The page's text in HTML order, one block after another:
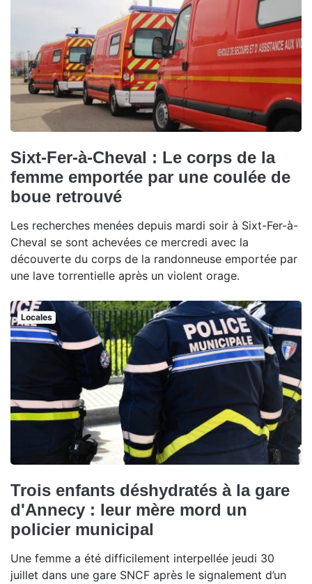
Sixt-Fer-à-Cheval : Le corps de la
femme emportée par une coulée de
boue retrouvé
Les recherches menées depuis mardi soir à Sixt-Fer-à-
Cheval se sont achevées ce mercredi avec la
découverte du corps de la randonneuse emportée par
une lave torrentielle après un violent orage.
Locales
Trois enfants déshydratés à la gare
d'Annecy : leur mère mord un
policier municipal
Une femme a été difficilement interpellée jeudi 30
juillet dans une gare SNCF après le signalement d’un